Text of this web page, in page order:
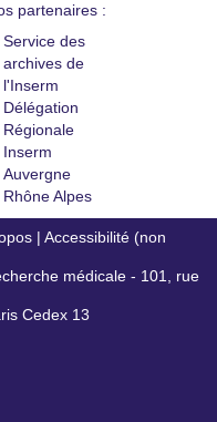
partenaires :
Service des
archives de
l'Inserm
Délégation
Régionale
Inserm
Auvergne
Rhône Alpes
| Accessibilité (non
médicale - 101, rue
Cedex 13